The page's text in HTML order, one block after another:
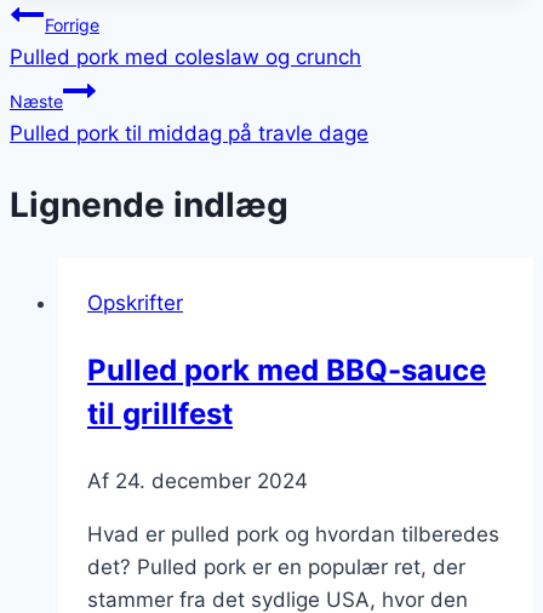
Indlægsnavigation
Forrige
Pulled pork med coleslaw og crunch
Næste
Pulled pork til middag på travle dage
Lignende indlæg
Opskrifter
Pulled pork med BBQ-sauce
til grillfest
Af 24. december 2024
Hvad er pulled pork og hvordan tilberedes
det? Pulled pork er en populær ret, der
stammer fra det sydlige USA, hvor den